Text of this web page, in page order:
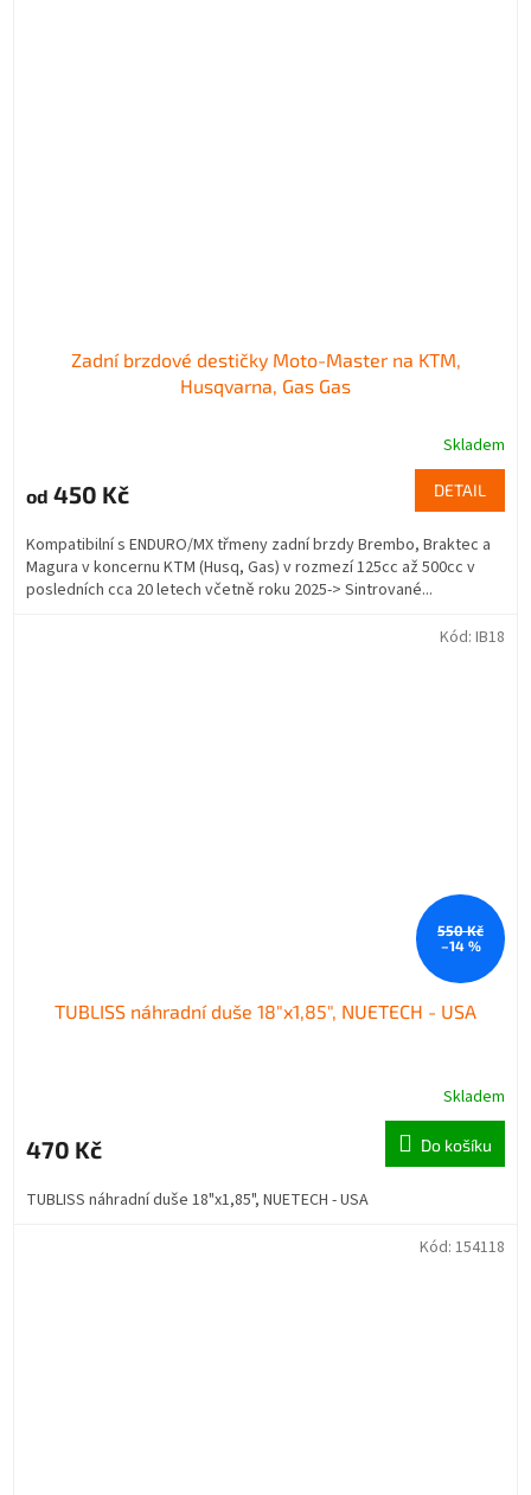
Zadní brzdové destičky Moto-Master na KTM,
Husqvarna, Gas Gas
Skladem
od 450 Kč DETAIL
Kompatibilní s ENDURO/MX třmeny zadní brzdy Brembo, Braktec a
Magura v koncernu KTM (Husq, Gas) v rozmezí 125cc až 500cc v
posledních cca 20 letech včetně roku 2025-> Sintrované...
550 Kč
–14 %
TUBLISS náhradní duše 18"x1,85", NUETECH - USA
Skladem
470 Kč Do košíku
TUBLISS náhradní duše 18"x1,85", NUETECH - USA
Kód: IB18
Kód: 154118